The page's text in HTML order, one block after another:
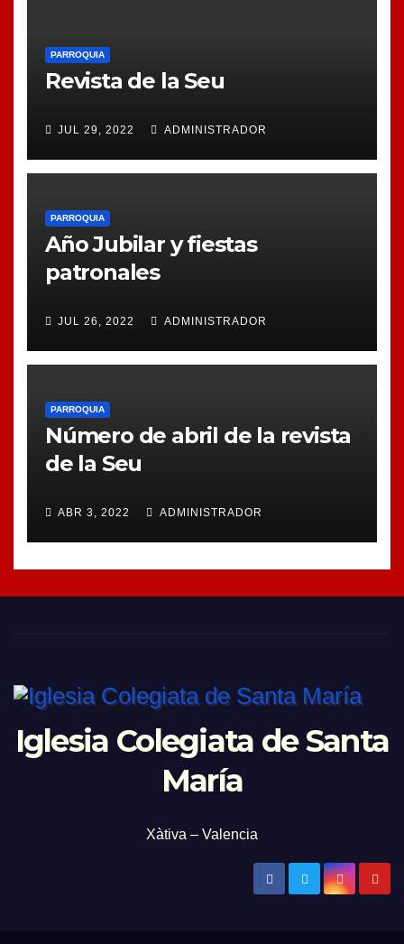
PARROQUIA
Revista de la Seu
JUL 29, 2022 ADMINISTRADOR
PARROQUIA
Año Jubilar y fiestas
patronales
JUL 26, 2022 ADMINISTRADOR
PARROQUIA
Número de abril de la revista
de la Seu
ABR 3, 2022 ADMINISTRADOR
Iglesia Colegiata de Santa
María
Xàtiva – Valencia